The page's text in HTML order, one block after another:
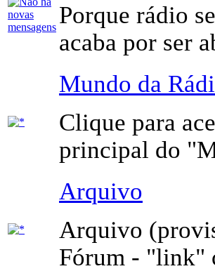
Porque rádio
acaba por ser
Mundo da
Clique para
principal do
Arquivo
Arquivo
Fórum - "link"